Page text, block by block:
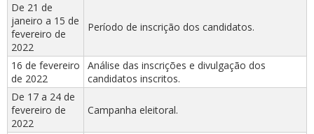
De 21 de
janeiro a 15 de
fevereiro de
2022
Período de inscrição dos candidatos.
16 de fevereiro
de 2022
Análise das inscrições e divulgação dos
candidatos inscritos.
De 17 a 24 de
fevereiro de
2022
Campanha eleitoral.